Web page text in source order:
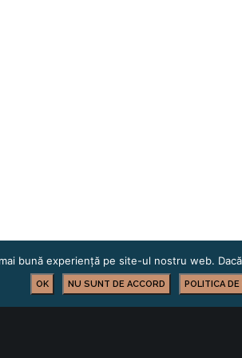
bună experiență pe site-ul nostru web.
OK NU SUNT DE ACCORD POLITICA DE